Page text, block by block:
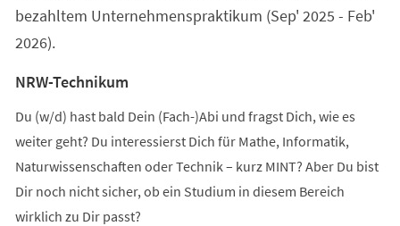
bezahltem Unternehmenspraktikum (Sep' 2025 - Feb'
2026).
NRW-Technikum
Du (w/d) hast bald Dein (Fach-)Abi und fragst Dich, wie es
weiter geht? Du interessierst Dich für Mathe, Informatik,
Naturwissenschaften oder Technik – kurz MINT? Aber Du bist
Dir noch nicht sicher, ob ein Studium in diesem Bereich
wirklich zu Dir passt?